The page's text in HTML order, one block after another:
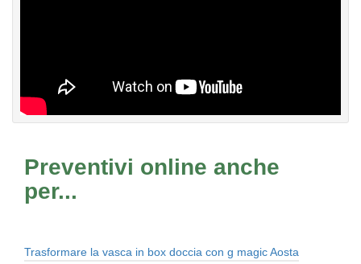
Preventivi online anche
per...
Trasformare la vasca in box doccia con g magic Aosta